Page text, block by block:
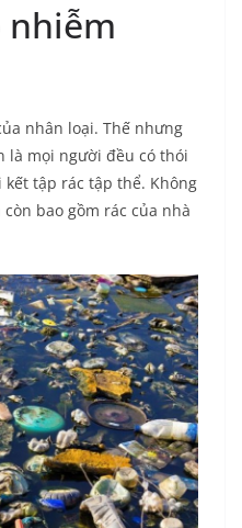
nhiễm
nhân loại. Thế nhưng
là mọi người đều có thói
tập rác tập thể. Không
bao gồm rác của nhà